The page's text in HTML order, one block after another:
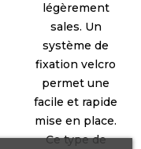
légèrement
sales. Un
système de
fixation velcro
permet une
facile et rapide
mise en place.
Ce type de